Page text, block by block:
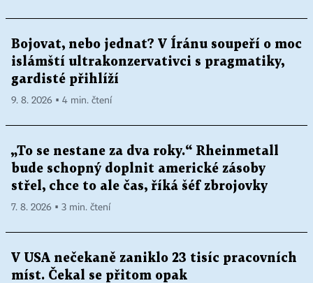
Bojovat, nebo jednat? V Íránu soupeří o moc
islámští ultrakonzervativci s pragmatiky,
gardisté přihlíží
9. 8. 2026 ▪ 4 min. čtení
„To se nestane za dva roky.“ Rheinmetall
bude schopný doplnit americké zásoby
střel, chce to ale čas, říká šéf zbrojovky
7. 8. 2026 ▪ 3 min. čtení
V USA nečekaně zaniklo 23 tisíc pracovních
míst. Čekal se přitom opak